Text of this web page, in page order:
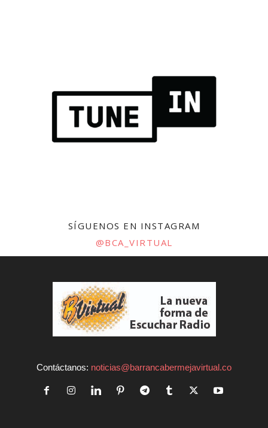
SÍGUENOS EN INSTAGRAM
@BCA_VIRTUAL
Contáctanos: noticias@barrancabermejavirtual.co